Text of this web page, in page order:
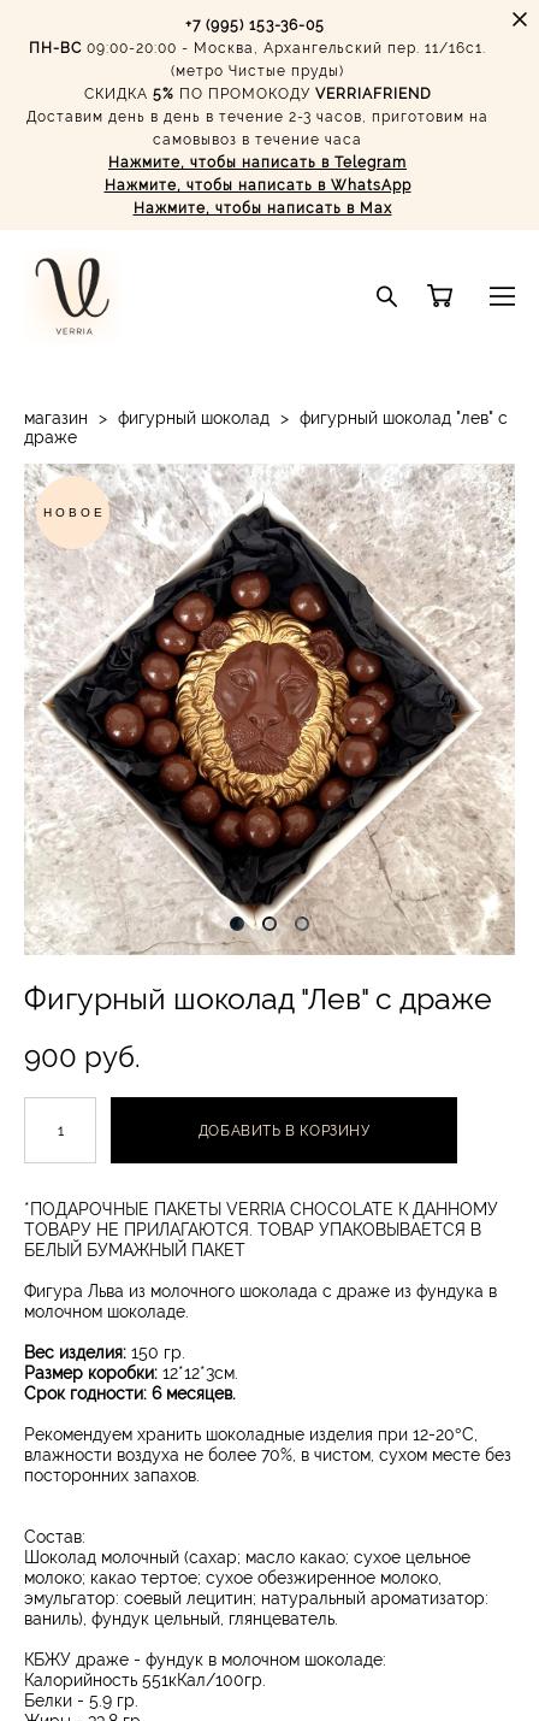
+7 (995) 153-36-05
ПН-ВС 09:00-20:00 - Москва, Архангельский пер. 11/16с1.
(метро Чистые пруды)
СКИДКА 5% ПО ПРОМОКОДУ VERRIAFRIEND
Доставим день в день в течение 2-3 часов, приготовим на
самовывоз в течение часа
Нажмите, чтобы написать в Telegram
Нажмите, чтобы написать в WhatsApp
Нажмите, чтобы написать в Max
магазин > фигурный шоколад > фигурный шоколад "лев" с
драже
НОВОЕ
Фигурный шоколад "Лев" с драже
900 pуб.
ДОБАВИТЬ В КОРЗИНУ
*ПОДАРОЧНЫЕ ПАКЕТЫ VERRIA CHOCOLATE К ДАННОМУ
ТОВАРУ НЕ ПРИЛАГАЮТСЯ. ТОВАР УПАКОВЫВАЕТСЯ В
БЕЛЫЙ БУМАЖНЫЙ ПАКЕТ
Фигура Льва из молочного шоколада с драже из фундука в
молочном шоколаде.
Вес изделия: 150 гр.
Размер коробки: 12*12*3см.
Срок годности: 6 месяцев.
Рекомендуем хранить шоколадные изделия при 12-20°С,
влажности воздуха не более 70%, в чистом, сухом месте без
посторонних запахов.
Состав:
Шоколад молочный (сахар; масло какао; сухое цельное
молоко; какао тертое; сухое обезжиренное молоко,
эмульгатор: соевый лецитин; натуральный ароматизатор:
ваниль), фундук цельный, глянцеватель.
КБЖУ драже - фундук в молочном шоколаде:
Калорийность 551кКал/100гр.
Белки - 5.9 гр.